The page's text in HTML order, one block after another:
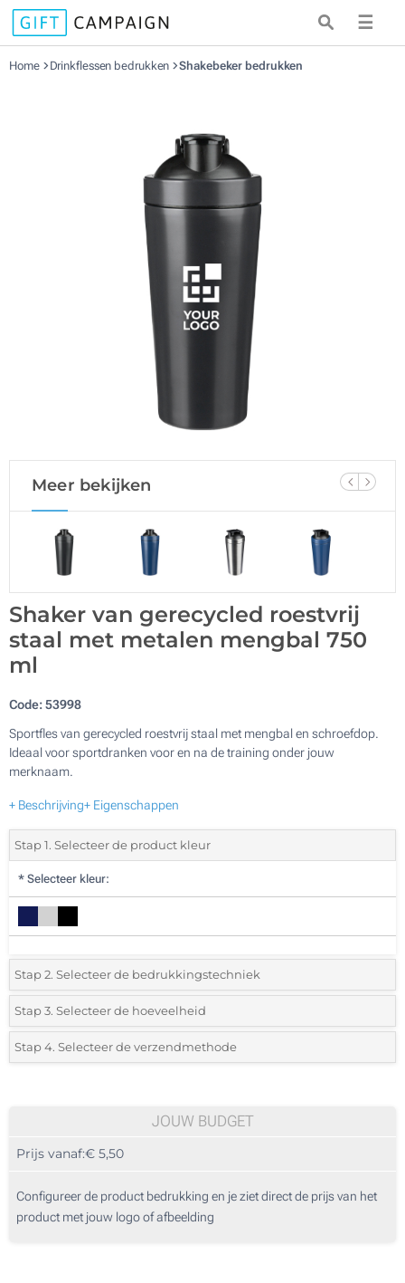
☰
Home Drinkflessen bedrukken Shakebeker bedrukken
Meer bekijken
Shaker van gerecycled roestvrij
staal met metalen mengbal 750
ml
Code:53998
Sportfles van gerecycled roestvrij staal met mengbal en schroefdop.
Ideaal voor sportdranken voor en na de training onder jouw
merknaam.
+ Beschrijving+ Eigenschappen
Stap 1. Selecteer de product kleur
* Selecteer kleur:
Stap 2. Selecteer de bedrukkingstechniek
*Selecteer de bedrukking en kleuren van het logo:
1 Kleur (Aan een kant)
1 Kleur (Rondom geprint)
Zonder opdruk
Stap 3. Selecteer de hoeveelheid
*Selecteer uit de lijst of voeg het gewenste aantal in
10
50
Stap 4. Selecteer de verzendmethode
JOUW BUDGET
Prijs vanaf:€ 5,50
Configureer de product bedrukking en je ziet direct de prijs van het
product met jouw logo of afbeelding